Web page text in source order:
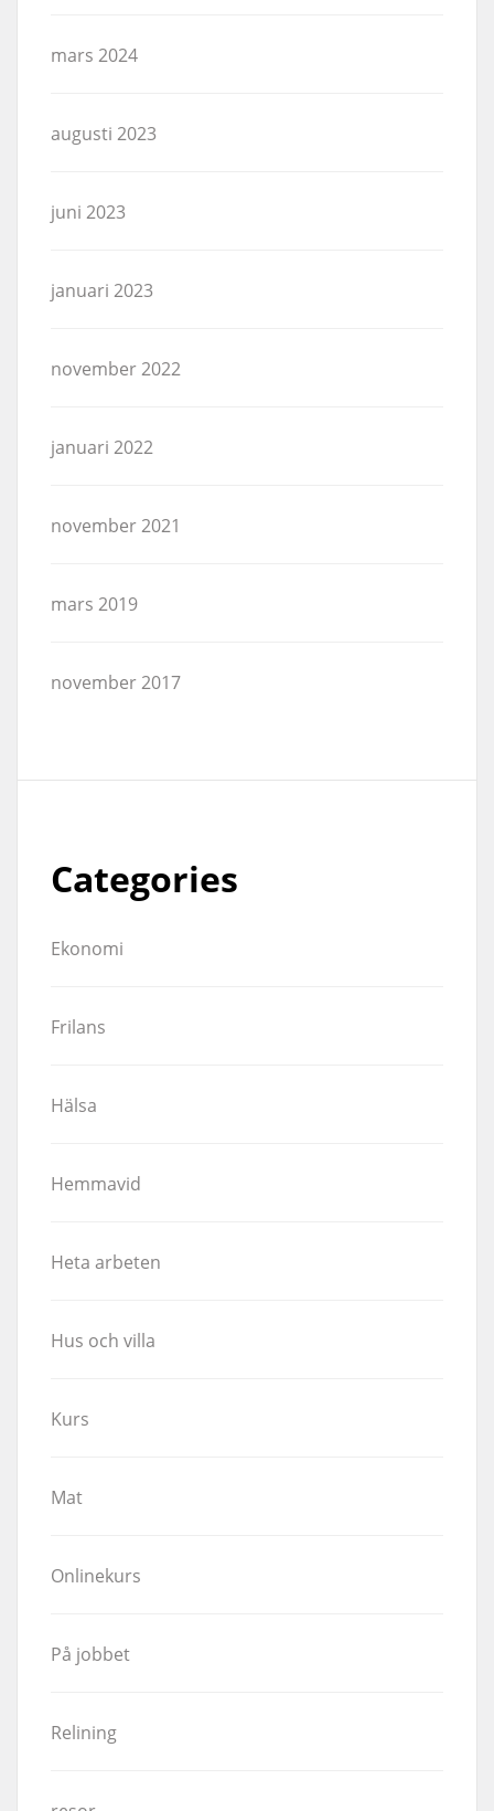
mars 2024
augusti 2023
juni 2023
januari 2023
november 2022
januari 2022
november 2021
mars 2019
november 2017
Categories
Ekonomi
Frilans
Hälsa
Hemmavid
Heta arbeten
Hus och villa
Kurs
Mat
Onlinekurs
På jobbet
Relining